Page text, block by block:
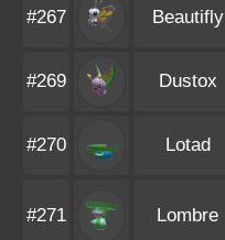
#267 Beautifly
#269 Dustox
#270 Lotad
#271 Lombre